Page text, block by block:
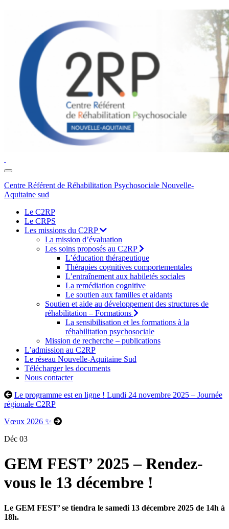
Toggle
navigation
Centre Référent de Réhabilitation Psychosociale Nouvelle-
Aquitaine sud
Le C2RP
Le CRPS
Les missions du C2RP
La mission d’évaluation
Les soins proposés au C2RP
L’éducation thérapeutique
Thérapies cognitives comportementales
L’entraînement aux habiletés sociales
La remédiation cognitive
Le soutien aux familles et aidants
Soutien et aide au développement des structures de
réhabilitation – Formations
La sensibilisation et les formations à la
réhabilitation psychosociale
Mission de recherche – publications
L’admission au C2RP
Le réseau Nouvelle-Aquitaine Sud
Télécharger les documents
Nous contacter
Le programme est en ligne ! Lundi 24 novembre 2025 – Journée
régionale C2RP
Vœux 2026 ✨
Déc 03
GEM FEST’ 2025 – Rendez-
vous le 13 décembre !
Le GEM FEST’ se tiendra le samedi 13 décembre 2025 de 14h à
18h.